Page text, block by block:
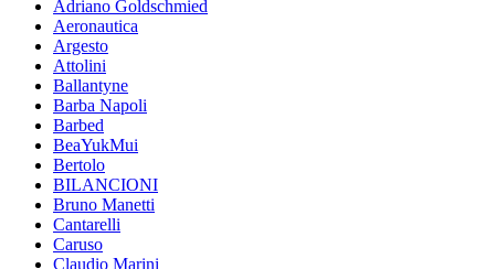
Adriano Goldschmied
Aeronautica
Argesto
Attolini
Ballantyne
Barba Napoli
Barbed
BeaYukMui
Bertolo
BILANCIONI
Bruno Manetti
Cantarelli
Caruso
Claudio Marini